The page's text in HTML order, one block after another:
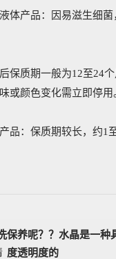
体产品‌：因易滋生细
保质期一般为12至24
或颜色变化需立即停用
品‌：保质期较长，约1
保养呢？？水晶是一种
度透明度的